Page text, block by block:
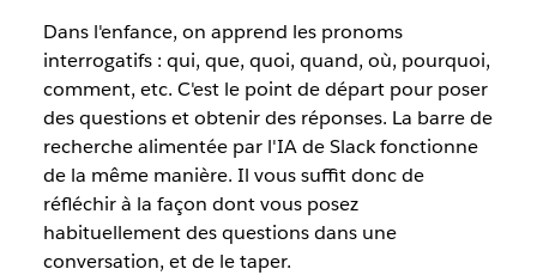
Dans l'enfance, on apprend les pronoms
interrogatifs : qui, que, quoi, quand, où, pourquoi,
comment, etc. C'est le point de départ pour poser
des questions et obtenir des réponses. La barre de
recherche alimentée par l'IA de Slack fonctionne
de la même manière. Il vous suffit donc de
réfléchir à la façon dont vous posez
habituellement des questions dans une
conversation, et de le taper.